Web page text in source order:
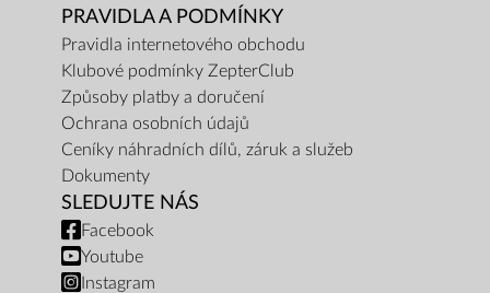
PRAVIDLA A PODMÍNKY
Pravidla internetového obchodu
Klubové podmínky ZepterClub
Způsoby platby a doručení
Ochrana osobních údajů
Ceníky náhradních dílů, záruk a služeb
Dokumenty
SLEDUJTE NÁS
Facebook
Youtube
Instagram